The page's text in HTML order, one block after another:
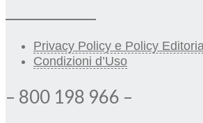
Privacy Policy e Policy
Condizioni d’Uso
– 800 198 966 –